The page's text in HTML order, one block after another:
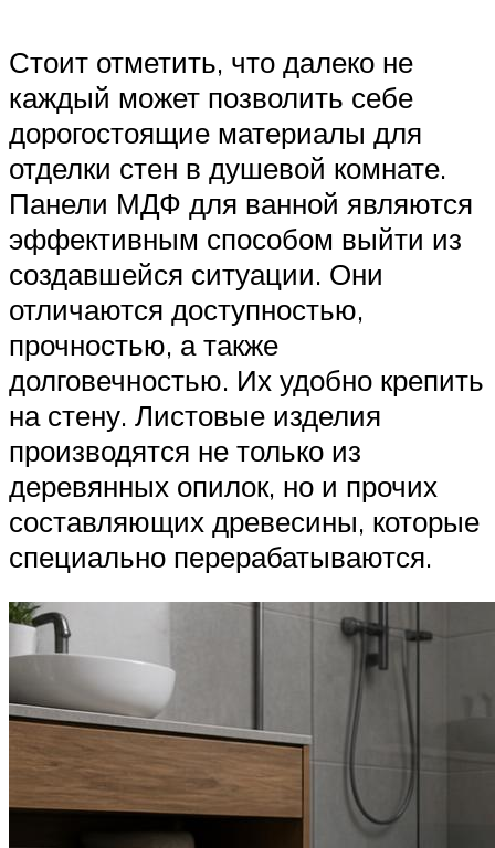
Стоит отметить, что далеко не
каждый может позволить себе
дорогостоящие материалы для
отделки стен в душевой комнате.
Панели МДФ для ванной являются
эффективным способом выйти из
создавшейся ситуации. Они
отличаются доступностью,
прочностью, а также
долговечностью. Их удобно крепить
на стену. Листовые изделия
производятся не только из
деревянных опилок, но и прочих
составляющих древесины, которые
специально перерабатываются.